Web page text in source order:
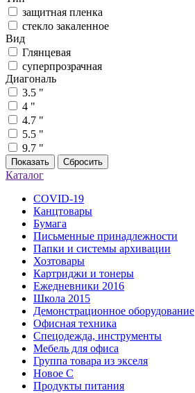
защитная пленка
стекло закаленное
Вид
Глянцевая
суперпрозрачная
Диагональ
3.5 "
4 "
4.7 "
5.5 "
9.7 "
Показать Сбросить
Каталог
COVID-19
Канцтовары
Бумага
Письменные принадлежности
Папки и системы архивации
Хозтовары
Картриджи и тонеры
Ежедневники 2016
Школа 2015
Демонстрационное оборудование
Офисная техника
Спецодежда, инструменты
Мебель для офиса
Группа товара из экселя
Новое С
Продукты питания